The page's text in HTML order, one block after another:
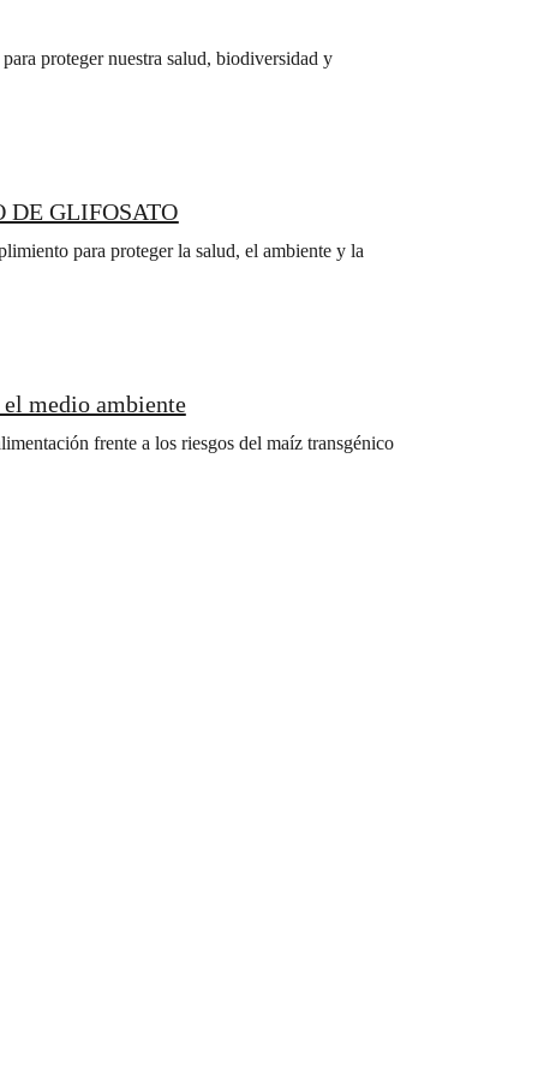
proteger nuestra salud, biodiversidad y
DE GLIFOSATO
para proteger la salud, el ambiente y la
medio ambiente
frente a los riesgos del maíz transgénico